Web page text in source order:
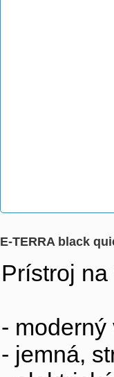
E-TERRA black
Prístroj
-
- jemná,